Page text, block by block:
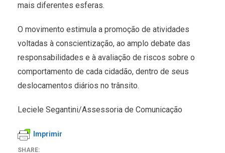
mais diferentes esferas.
O movimento estimula a promoção de atividades
voltadas à conscientização, ao amplo debate das
responsabilidades e à avaliação de riscos sobre o
comportamento de cada cidadão, dentro de seus
deslocamentos diários no trânsito.
Leciele Segantini/Assessoria de Comunicação
Imprimir